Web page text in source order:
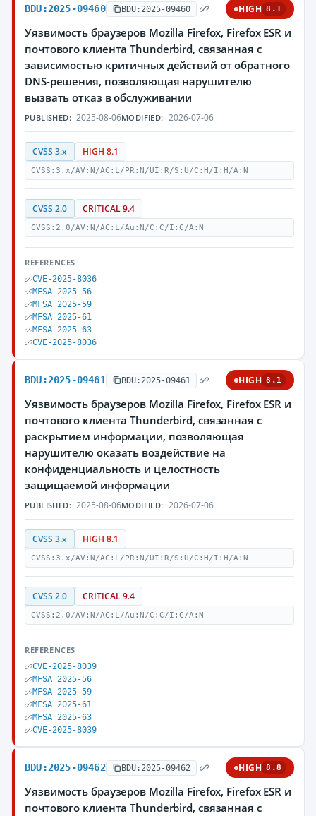
BDU:2025-09460 BDU:2025-09460 HIGH 8.1
Уязвимость браузеров Mozilla Firefox, Firefox ESR и
почтового клиента Thunderbird, связанная с
зависимостью критичных действий от обратного
DNS-решения, позволяющая нарушителю
вызвать отказ в обслуживании
PUBLISHED: 2025-08-06MODIFIED: 2026-07-06
CVSS 3.x HIGH 8.1
CVSS:3.x/AV:N/AC:L/PR:N/UI:R/S:U/C:H/I:H/A:N
CVSS 2.0 CRITICAL 9.4
CVSS:2.0/AV:N/AC:L/Au:N/C:C/I:C/A:N
REFERENCES
CVE-2025-8036
MFSA 2025-56
MFSA 2025-59
MFSA 2025-61
MFSA 2025-63
CVE-2025-8036
BDU:2025-09461 BDU:2025-09461 HIGH 8.1
Уязвимость браузеров Mozilla Firefox, Firefox ESR и
почтового клиента Thunderbird, связанная с
раскрытием информации, позволяющая
нарушителю оказать воздействие на
конфиденциальность и целостность
защищаемой информации
PUBLISHED: 2025-08-06MODIFIED: 2026-07-06
CVSS 3.x HIGH 8.1
CVSS:3.x/AV:N/AC:L/PR:N/UI:R/S:U/C:H/I:H/A:N
CVSS 2.0 CRITICAL 9.4
CVSS:2.0/AV:N/AC:L/Au:N/C:C/I:C/A:N
REFERENCES
CVE-2025-8039
MFSA 2025-56
MFSA 2025-59
MFSA 2025-61
MFSA 2025-63
CVE-2025-8039
BDU:2025-09462 BDU:2025-09462 HIGH 8.8
Уязвимость браузеров Mozilla Firefox, Firefox ESR и
почтового клиента Thunderbird, связанная с